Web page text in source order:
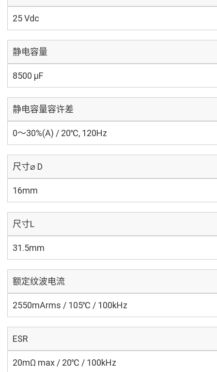
25 Vdc
静电容量
8500 µF
静电容量容许差
0～30%(A) / 20℃, 120Hz
尺寸⌀ D
16mm
尺寸L
31.5mm
额定纹波电流
2550mArms / 105℃ / 100kHz
ESR
20mΩ max / 20℃ / 100kHz